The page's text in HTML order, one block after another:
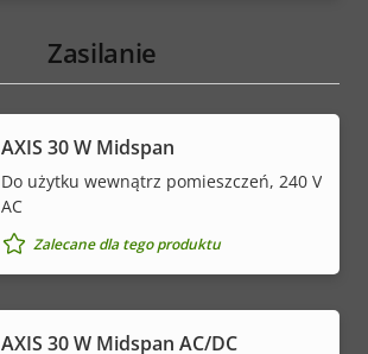
Zasilanie
AXIS 30 W Midspan
Do użytku wewnątrz pomieszczeń, 240 V
AC
Zalecane dla tego produktu
AXIS 30 W Midspan AC/DC